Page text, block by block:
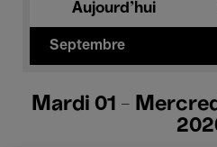
Aujourd'hui
Septembre
Mardi 01 -